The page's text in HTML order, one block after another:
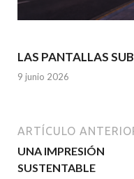
LAS PANTALLAS
9 junio 2026
ARTÍCULO
UNA IMPRESIÓN
SUSTENTABLE